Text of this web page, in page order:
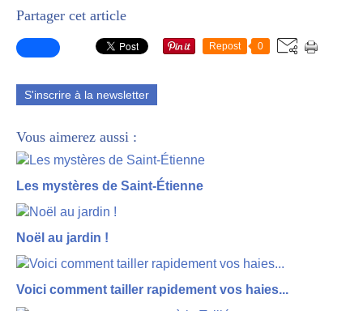
Partager cet article
Repost 0
S'inscrire à la newsletter
Vous aimerez aussi :
Les mystères de Saint-Étienne
Noël au jardin !
Voici comment tailler rapidement vos haies...